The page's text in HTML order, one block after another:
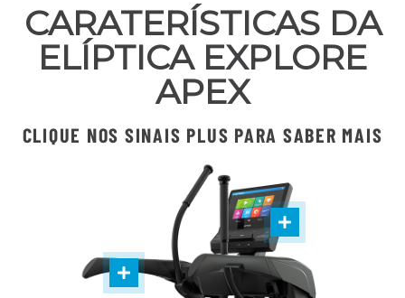
CARATERÍSTICAS DA
ELÍPTICA EXPLORE
APEX
CLIQUE NOS SINAIS PLUS PARA SABER MAIS